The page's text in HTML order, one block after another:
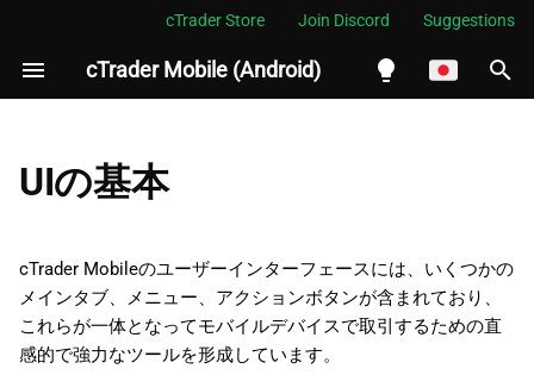
cTrader Store Join Discord Suggestions
cTrader Mobile (Android)
Indonesia
Melayu
検
を
化
メインメニュー
設定
アラート
UIの基本
cTrader Mobileのユーザーインターフェースには、いくつかの
メインタブ、メニュー、アクションボタンが含まれており、
これらが一体となってモバイルデバイスで取引するための直
感的で強力なツールを形成しています。